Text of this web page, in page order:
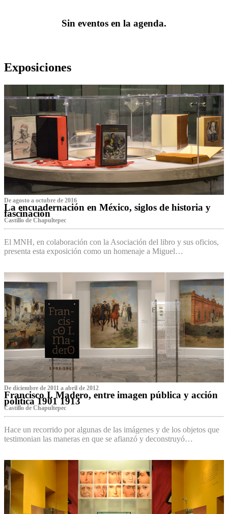
Sin eventos en la agenda.
Exposiciones
De agosto a octubre de 2016
La encuadernación en México, siglos de historia y
fascinación
Castillo de Chapultepec
El MNH, en colaboración con la Asociación del libro y sus oficios,
presenta esta exposición como un homenaje a Miguel…
De diciembre de 2011 a abril de 2012
Francisco I. Madero, entre imagen pública y acción
política 1901 1913
Castillo de Chapultepec
Hace un recorrido por algunas de las imágenes y de los objetos que
testimonian las maneras en que se afianzó y deconstruyó…